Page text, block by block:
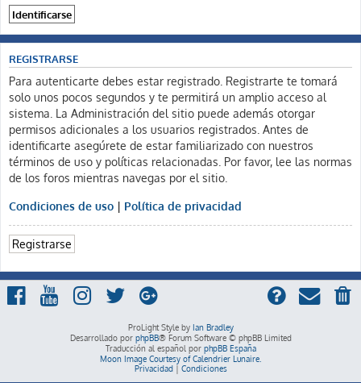
REGISTRARSE
Para autenticarte debes estar registrado. Registrarte te tomará
solo unos pocos segundos y te permitirá un amplio acceso al
sistema. La Administración del sitio puede además otorgar
permisos adicionales a los usuarios registrados. Antes de
identificarte asegúrete de estar familiarizado con nuestros
términos de uso y políticas relacionadas. Por favor, lee las normas
de los foros mientras navegas por el sitio.
Condiciones de uso | Política de privacidad
Registrarse
ProLight Style by Ian Bradley
Desarrollado por phpBB® Forum Software © phpBB Limited
Traducción al español por phpBB España
Moon Image Courtesy of Calendrier Lunaire.
Privacidad| Condiciones